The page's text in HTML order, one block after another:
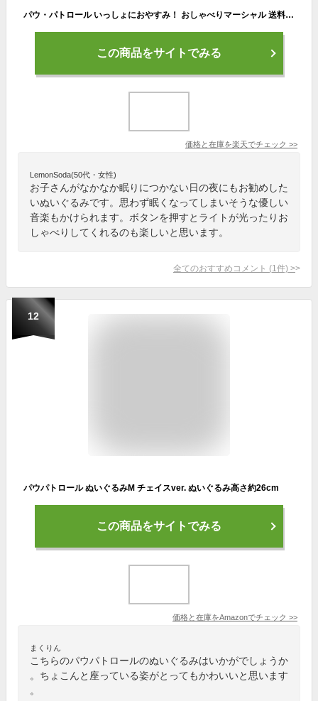
パウ・パトロール いっしょにおやすみ！ おしゃべりマーシャル 送料無料
この商品をサイトでみる
価格と在庫を楽天でチェック >>
LemonSoda(50代・女性)
お子さんがなかなか眠りにつかない日の夜にもお勧めした
いぬいぐるみです。思わず眠くなってしまいそうな優しい
音楽もかけられます。ボタンを押すとライトが光ったりお
しゃべりしてくれるのも楽しいと思います。
全てのおすすめコメント (1 件) >
12
パウパトロール ぬいぐるみM チェイスver. ぬいぐるみ高さ約26cm
この商品をサイトでみる
価格と在庫をAmazonでチェック >>
まくりん
こちらのパウパトロールのぬいぐるみはいかがでしょうか
。ちょこんと座っている姿がとってもかわいいと思います
。